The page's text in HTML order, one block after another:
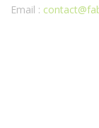
Email :